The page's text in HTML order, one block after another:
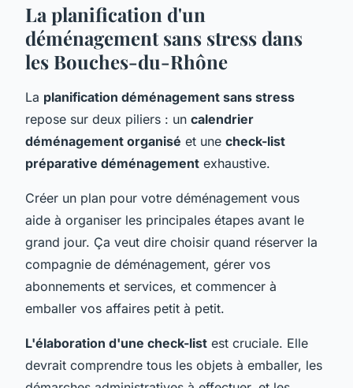
La planification d'un
déménagement sans stress dans
les Bouches-du-Rhône
La planification déménagement sans stress
repose sur deux piliers : un calendrier
déménagement organisé et une check-list
préparative déménagement exhaustive.
Créer un plan pour votre déménagement vous
aide à organiser les principales étapes avant le
grand jour. Ça veut dire choisir quand réserver la
compagnie de déménagement, gérer vos
abonnements et services, et commencer à
emballer vos affaires petit à petit.
L'élaboration d'une check-list est cruciale. Elle
devrait comprendre tous les objets à emballer, les